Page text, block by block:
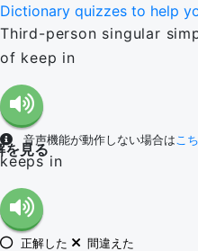
Dictionary quizzes to help
Third-person singular
of keep in
音声機能が動作しない場合は こ
を見る
keeps in
正解した 間違えた